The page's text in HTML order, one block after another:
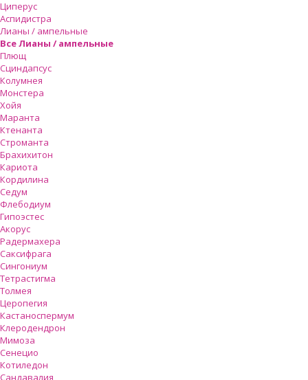
Циперус
Аспидистра
Лианы / ампельные
Все Лианы / ампельные
Плющ
Сциндапсус
Колумнея
Монстера
Хойя
Маранта
Ктенанта
Строманта
Брахихитон
Кариота
Кордилина
Седум
Флебодиум
Гипоэстес
Акорус
Радермахера
Саксифрага
Сингониум
Тетрастигма
Толмея
Церопегия
Кастаноспермум
Клеродендрон
Мимоза
Сенецио
Котиледон
Сандавалия